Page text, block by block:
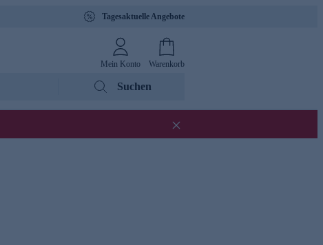
Tagesaktuelle Angebote
Mein Konto Warenkorb
Suchen